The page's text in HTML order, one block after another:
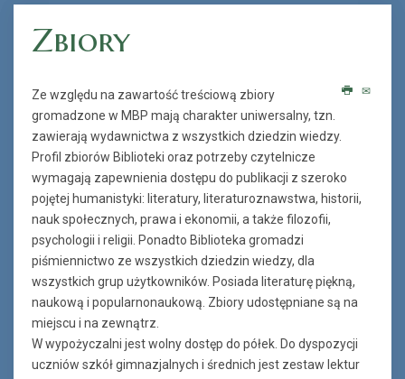
Zbiory
Ze względu na zawartość treściową zbiory
gromadzone w MBP mają charakter uniwersalny, tzn.
zawierają wydawnictwa z wszystkich dziedzin wiedzy.
Profil zbiorów Biblioteki oraz potrzeby czytelnicze
wymagają zapewnienia dostępu do publikacji z szeroko
pojętej humanistyki: literatury, literaturoznawstwa, historii,
nauk społecznych, prawa i ekonomii, a także filozofii,
psychologii i religii. Ponadto Biblioteka gromadzi
piśmiennictwo ze wszystkich dziedzin wiedzy, dla
wszystkich grup użytkowników. Posiada literaturę piękną,
naukową i popularnonaukową. Zbiory udostępniane są na
miejscu i na zewnątrz.
W wypożyczalni jest wolny dostęp do półek. Do dyspozycji
uczniów szkół gimnazjalnych i średnich jest zestaw lektur